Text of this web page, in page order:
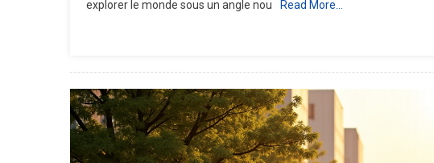
explorer le monde sous un angle nou
Read More…